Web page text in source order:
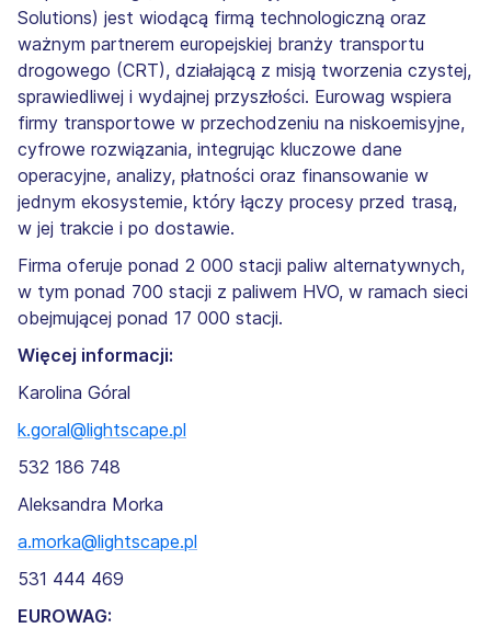
Solutions) jest wiodącą firmą technologiczną oraz
ważnym partnerem europejskiej branży transportu
drogowego (CRT), działającą z misją tworzenia czystej,
sprawiedliwej i wydajnej przyszłości. Eurowag wspiera
firmy transportowe w przechodzeniu na niskoemisyjne,
cyfrowe rozwiązania, integrując kluczowe dane
operacyjne, analizy, płatności oraz finansowanie w
jednym ekosystemie, który łączy procesy przed trasą,
w jej trakcie i po dostawie.
Firma oferuje ponad 2 000 stacji paliw alternatywnych,
w tym ponad 700 stacji z paliwem HVO, w ramach sieci
obejmującej ponad 17 000 stacji.
Więcej informacji:
Karolina Góral
k.goral@lightscape.pl
532 186 748
Aleksandra Morka
a.morka@lightscape.pl
531 444 469
EUROWAG: